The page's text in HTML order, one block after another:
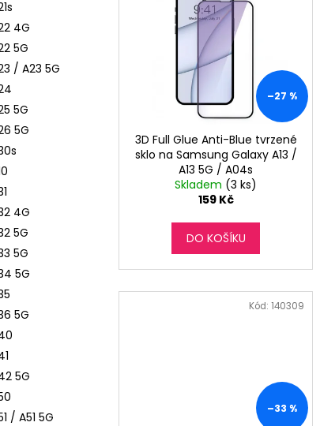
4G
5G
/ A23 5G
5G
5G
4G
5G
5G
5G
5G
5G
/ A51 5G
–27 %
3D Full Glue Anti-Blue tvrzené
sklo na Samsung Galaxy A13 /
A13 5G / A04s
Skladem (3 ks)
159 Kč
DO KOŠÍKU
–33 %
Kód:140309